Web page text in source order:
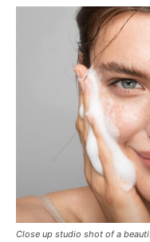
Close up studio shot of a